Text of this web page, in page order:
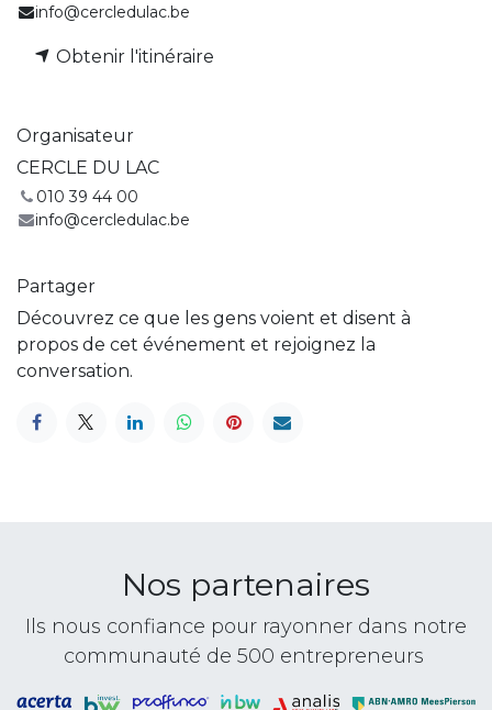
info@cercledulac.be
Obtenir l'itinéraire
Organisateur
CERCLE DU LAC
010 39 44 00
info@cercledulac.be
Partager
Découvrez ce que les gens voient et disent à
propos de cet événement et rejoignez la
conversation.
Nos partenaires
Ils nous confiance pour rayonner dans notre
communauté de 500 entrepreneurs